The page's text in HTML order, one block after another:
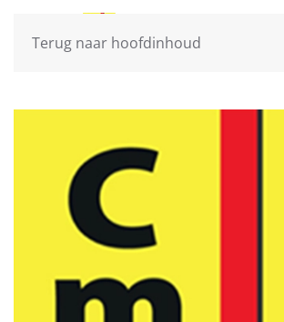
Terug naar hoofdinhoud